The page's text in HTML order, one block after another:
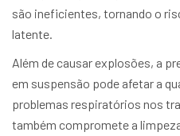
são ineficientes, tornando o
latente.
Além de causar explosões, a
em suspensão pode afetar a
problemas respiratórios nos
também compromete a